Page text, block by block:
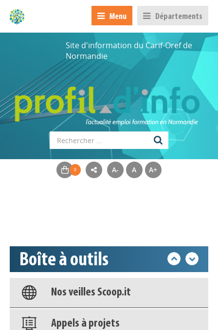
Menu Départements
Site d'information du Carif-Oref de
Normandie
A- A A+
Boîte à outils
Appels à projets
Base documentaire
Nos veilles Scoop.it
Appels à projets